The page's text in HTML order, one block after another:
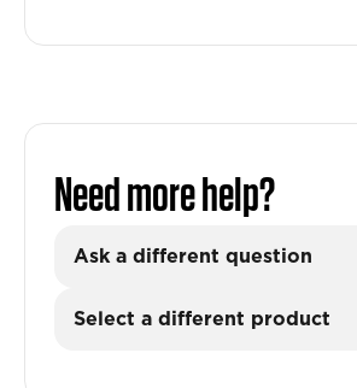
Need more help?
Ask a different question
Select a different product